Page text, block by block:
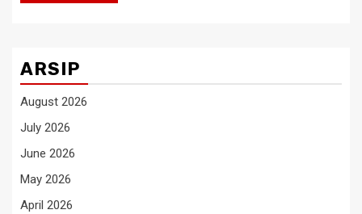
ARSIP
August 2026
July 2026
June 2026
May 2026
April 2026